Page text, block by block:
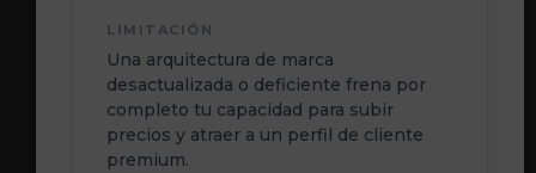
LIMITACIÓN
Una arquitectura de marca
desactualizada o deficiente frena por
completo tu capacidad para subir
precios y atraer a un perfil de cliente
premium.